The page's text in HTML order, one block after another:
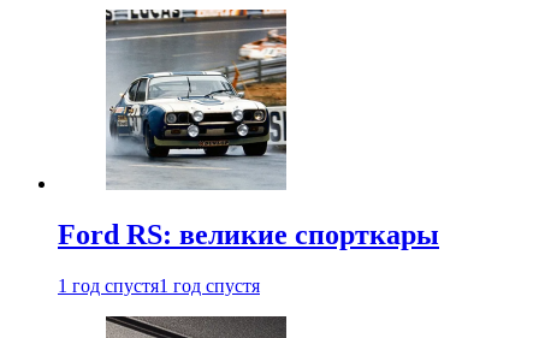
Ford RS: великие спорткары
1 год спустя1 год спустя